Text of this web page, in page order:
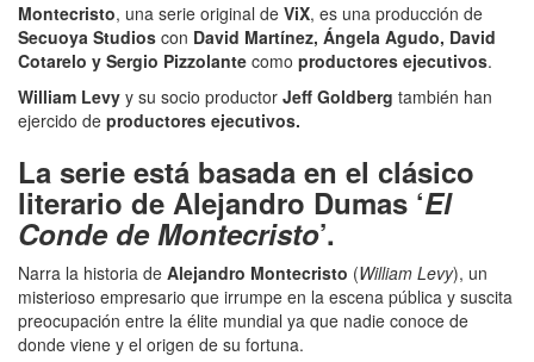
Montecristo, una serie original de ViX, es una producción de
Secuoya Studios con David Martínez, Ángela Agudo, David
Cotarelo y Sergio Pizzolante como productores ejecutivos.
William Levy y su socio productor Jeff Goldberg también han
ejercido de productores ejecutivos.
La serie está basada en el clásico
literario de Alejandro Dumas ‘El
Conde de Montecristo’.
Narra la historia de Alejandro Montecristo (William Levy), un
misterioso empresario que irrumpe en la escena pública y suscita
preocupación entre la élite mundial ya que nadie conoce de
donde viene y el origen de su fortuna.